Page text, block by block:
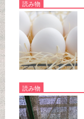
読み物
読み物